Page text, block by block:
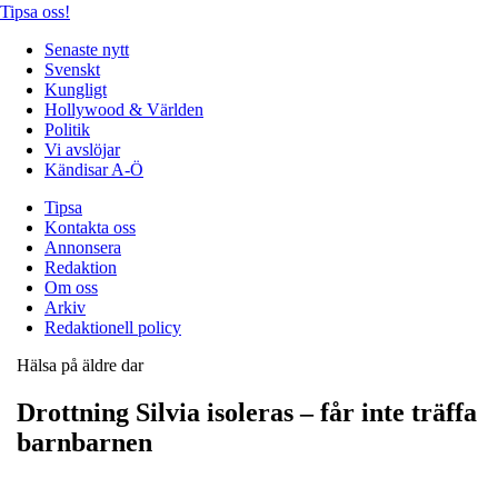
Tipsa oss!
Senaste nytt
Svenskt
Kungligt
Hollywood & Världen
Politik
Vi avslöjar
Kändisar A-Ö
Tipsa
Kontakta oss
Annonsera
Redaktion
Om oss
Arkiv
Redaktionell policy
Hälsa på äldre dar
Drottning Silvia isoleras – får inte träffa
barnbarnen